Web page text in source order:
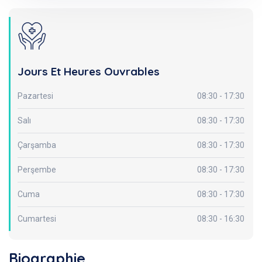
Jours Et Heures Ouvrables
Pazartesi 08:30 - 17:30
Salı 08:30 - 17:30
Çarşamba 08:30 - 17:30
Perşembe 08:30 - 17:30
Cuma 08:30 - 17:30
Cumartesi 08:30 - 16:30